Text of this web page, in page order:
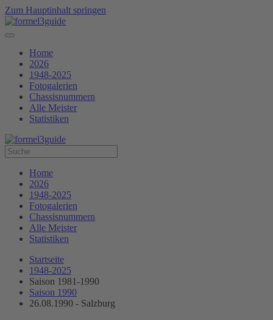
Zum Hauptinhalt springen
Home
2026
1948-2025
Fotogalerien
Chassisnummern
Alle Meister
Statistiken
Home
2026
1948-2025
Fotogalerien
Chassisnummern
Alle Meister
Statistiken
Startseite
1948-2025
Saison 1981-1990
Saison 1990
26.08.1990 - Salzburg